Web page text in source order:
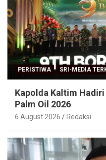
PERISTIWA SRI-MEDIA
Kapolda Kaltim
Palm Oil 2026
6 August 2026 Redaksi